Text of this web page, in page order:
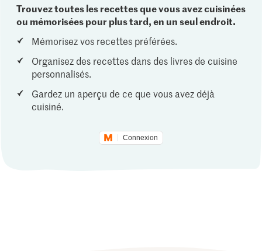
Trouvez toutes les recettes que vous avez cuisinées
ou mémorisées pour plus tard, en un seul endroit.
Mémorisez vos recettes préférées.
Organisez des recettes dans des livres de cuisine
personnalisés.
Gardez un aperçu de ce que vous avez déjà
cuisiné.
Connexion